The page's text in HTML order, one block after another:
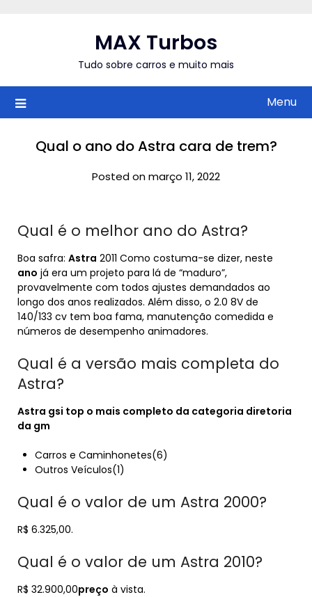
MAX Turbos
Tudo sobre carros e muito mais
Menu
Qual o ano do Astra cara de trem?
Posted on março 11, 2022
Qual é o melhor ano do Astra?
Boa safra: Astra 2011 Como costuma-se dizer, neste
ano já era um projeto para lá de “maduro”,
provavelmente com todos ajustes demandados ao
longo dos anos realizados. Além disso, o 2.0 8V de
140/133 cv tem boa fama, manutenção comedida e
números de desempenho animadores.
Qual é a versão mais completa do
Astra?
Astra gsi top o mais completo da categoria diretoria
da gm
Carros e Caminhonetes(6)
Outros Veículos(1)
Qual é o valor de um Astra 2000?
R$ 6.325,00.
Qual é o valor de um Astra 2010?
R$ 32.900,00preço à vista.